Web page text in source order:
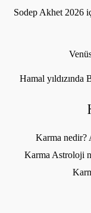
Sodep Akhet 2026
Hamal yıldızında
Karma nedir?
Karma Astroloji